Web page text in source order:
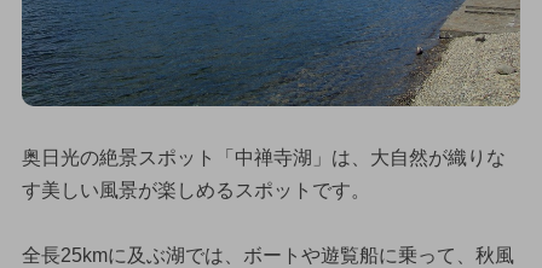
奥日光の絶景スポット「中禅寺湖」は、大自然が織りな
す美しい風景が楽しめるスポットです。
全長25kmに及ぶ湖では、ボートや遊覧船に乗って、秋風